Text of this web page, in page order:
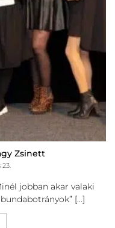
Zsinett
23.
jobban akar valaki
[...]